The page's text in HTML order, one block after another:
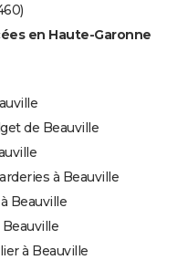
en Haute-Garonne
de Beauville
à Beauville
Beauville
à Beauville